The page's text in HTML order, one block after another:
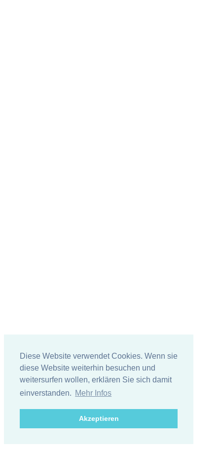
Diese Website verwendet Cookies. Wenn sie
diese Website weiterhin besuchen und
weitersurfen wollen, erklären Sie sich damit
einverstanden. Mehr Infos
Akzeptieren